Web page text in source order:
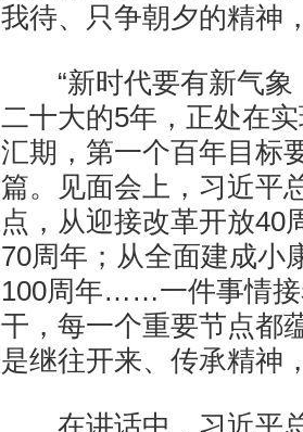
我待、只争朝夕的精神
“新时代要有新气象
二十大的5年，正处在
汇期，第一个百年目标
篇。见面会上，习近平
点，从迎接改革开放40
70周年；从全面建成小
100周年……一件事情接
干，每一个重要节点都
是继往开来、传承精神
在讲话中，习近平总